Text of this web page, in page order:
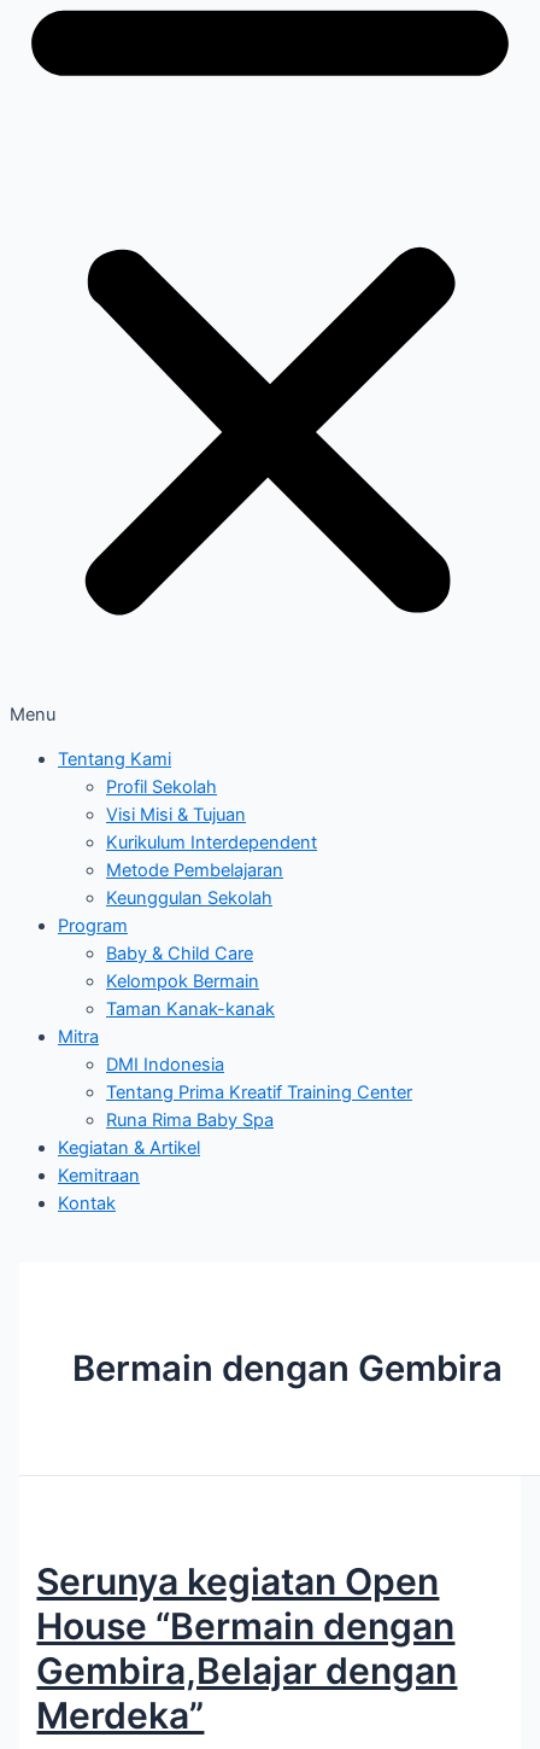
Menu
Tentang Kami
Profil Sekolah
Visi Misi & Tujuan
Kurikulum Interdependent
Metode Pembelajaran
Keunggulan Sekolah
Program
Baby & Child Care
Kelompok Bermain
Taman Kanak-kanak
Mitra
DMI Indonesia
Tentang Prima Kreatif Training Center
Runa Rima Baby Spa
Kegiatan & Artikel
Kemitraan
Kontak
Bermain dengan Gembira
Serunya kegiatan Open
House “Bermain dengan
Gembira,Belajar dengan
Merdeka”